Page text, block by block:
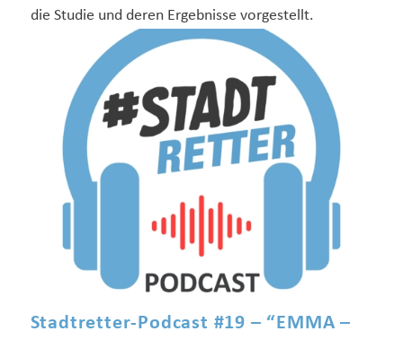
die Studie und deren Ergebnisse vorgestellt.
Stadtretter-Podcast #19 – “EMMA –